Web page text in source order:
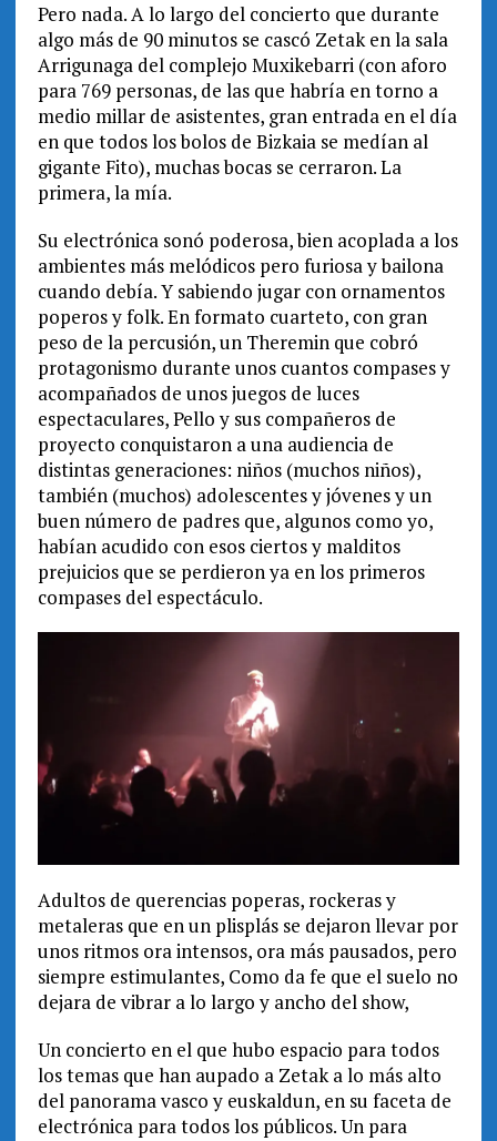
Pero nada. A lo largo del concierto que durante
algo más de 90 minutos se cascó Zetak en la sala
Arrigunaga del complejo Muxikebarri (con aforo
para 769 personas, de las que habría en torno a
medio millar de asistentes, gran entrada en el día
en que todos los bolos de Bizkaia se medían al
gigante Fito), muchas bocas se cerraron. La
primera, la mía.
Su electrónica sonó poderosa, bien acoplada a los
ambientes más melódicos pero furiosa y bailona
cuando debía. Y sabiendo jugar con ornamentos
poperos y folk. En formato cuarteto, con gran
peso de la percusión, un Theremin que cobró
protagonismo durante unos cuantos compases y
acompañados de unos juegos de luces
espectaculares, Pello y sus compañeros de
proyecto conquistaron a una audiencia de
distintas generaciones: niños (muchos niños),
también (muchos) adolescentes y jóvenes y un
buen número de padres que, algunos como yo,
habían acudido con esos ciertos y malditos
prejuicios que se perdieron ya en los primeros
compases del espectáculo.
Adultos de querencias poperas, rockeras y
metaleras que en un plisplás se dejaron llevar por
unos ritmos ora intensos, ora más pausados, pero
siempre estimulantes, Como da fe que el suelo no
dejara de vibrar a lo largo y ancho del show,
Un concierto en el que hubo espacio para todos
los temas que han aupado a Zetak a lo más alto
del panorama vasco y euskaldun, en su faceta de
electrónica para todos los públicos. Un para